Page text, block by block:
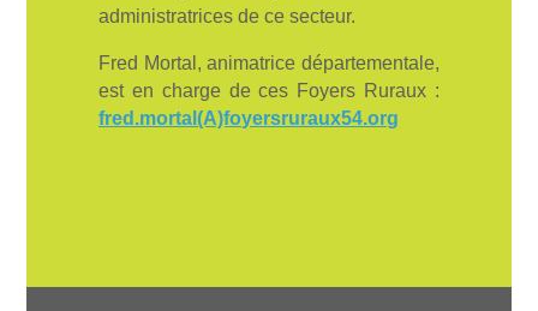
administratrices de ce secteur.
Fred Mortal, animatrice départementale,
est en charge de ces Foyers Ruraux :
fred.mortal(A)foyersruraux54.org